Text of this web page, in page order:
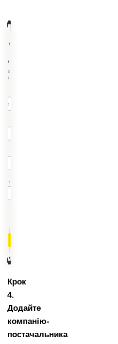
Крок
4.
Додайте
компанію-
постачальника